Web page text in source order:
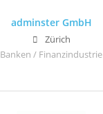
adminster GmbH
Zürich
Banken / Finanzindustrie